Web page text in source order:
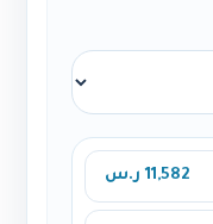
11,582 ر.س